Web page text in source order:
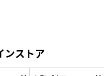
ンストア